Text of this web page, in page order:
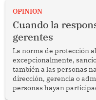
enfrenta desafíos en
OPINION
Cuando la
gerentes
La norma de protección
excepcionalmente,
también a las personas
dirección, gerencia o
personas hayan